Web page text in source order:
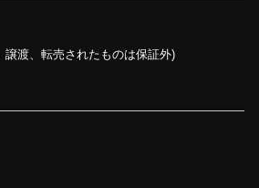
渡、転売されたものは保証外)